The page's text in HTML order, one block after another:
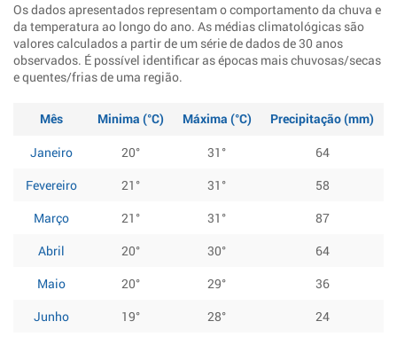
Os dados apresentados representam o comportamento da chuva e
da temperatura ao longo do ano. As médias climatológicas são
valores calculados a partir de um série de dados de 30 anos
observados. É possível identificar as épocas mais chuvosas/secas
e quentes/frias de uma região.
Mês Minima (°C) Máxima (°C)
Precipitação (mm)
Janeiro
20° 31°
64
Fevereiro
21° 31°
58
Março
21° 31°
87
Abril
20° 30°
64
Maio
20° 29°
36
Junho
19° 28°
24